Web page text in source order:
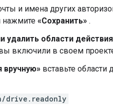
и имена других
нажмите «Сохранить» .
удалить области действия
включили в своем
вручную» вставьте области
drive.readonly